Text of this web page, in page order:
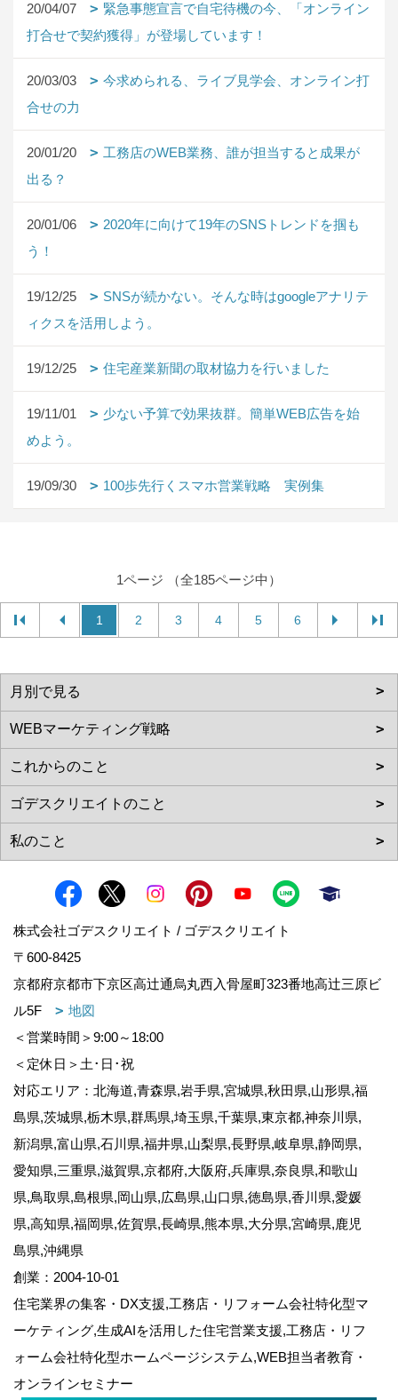
20/04/07
緊急事態宣言で自宅待機の今、「オンライン
打合せで契約獲得」が登場しています！
20/03/03
今求められる、ライブ見学会、オンライン打
合せの力
20/01/20
工務店のWEB業務、誰が担当すると成果が
出る？
20/01/06
2020年に向けて19年のSNSトレンドを掴も
う！
19/12/25
SNSが続かない。そんな時はgoogleアナリテ
ィクスを活用しよう。
19/12/25 住宅産業新聞の取材協力を行いました
19/11/01
少ない予算で効果抜群。簡単WEB広告を始
めよう。
19/09/30 100歩先行くスマホ営業戦略 実例集
1ページ （全185ページ中）
1 2 3 4 5 6
株式会社ゴデスクリエイト / ゴデスクリエイト
〒600-8425
京都府京都市下京区高辻通烏丸西入骨屋町323番地高辻三原ビ
ル5F
地図
＜営業時間＞9:00～18:00
＜定休日＞土･日･祝
対応エリア：北海道,青森県,岩手県,宮城県,秋田県,山形県,福
島県,茨城県,栃木県,群馬県,埼玉県,千葉県,東京都,神奈川県,
新潟県,富山県,石川県,福井県,山梨県,長野県,岐阜県,静岡県,
愛知県,三重県,滋賀県,京都府,大阪府,兵庫県,奈良県,和歌山
県,鳥取県,島根県,岡山県,広島県,山口県,徳島県,香川県,愛媛
県,高知県,福岡県,佐賀県,長崎県,熊本県,大分県,宮崎県,鹿児
島県,沖縄県
創業：2004-10-01
住宅業界の集客・DX支援,工務店・リフォーム会社特化型マ
ーケティング,生成AIを活用した住宅営業支援,工務店・リフ
ォーム会社特化型ホームページシステム,WEB担当者教育・
オンラインセミナー